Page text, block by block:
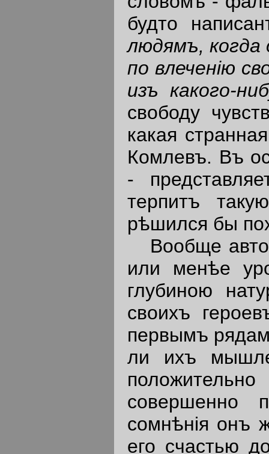
будто
людямъ,когда
по влеченiю
изъ какого-
свободу
какая
Комлевъ. Въ
-
терпитъ
рѣшился бы
Вообще
или менѣе
глубиною
своихъ
первымъ
ли ихъ
совершенно
сомнѣнiя онъ
его счастью